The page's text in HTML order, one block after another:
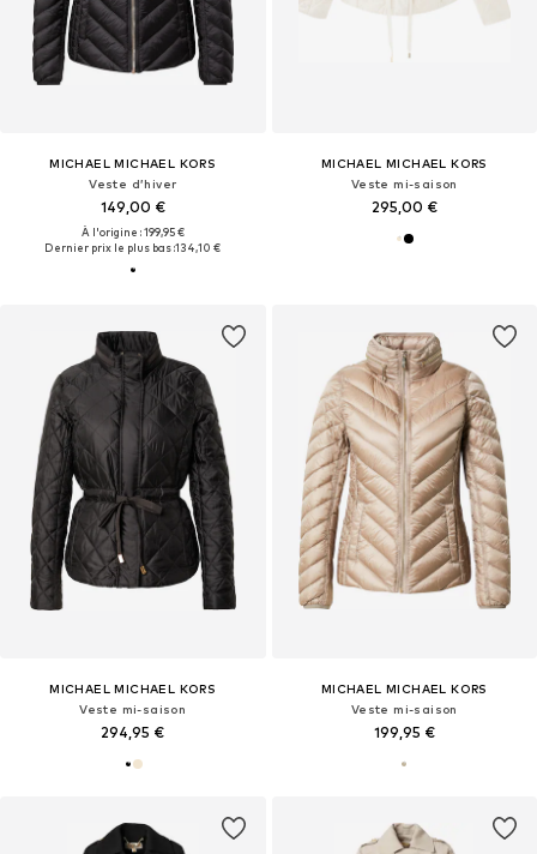
MICHAEL MICHAEL KORS
Veste d’hiver
149,00 €
À l'origine : 199,95 €
Dernier prix le plus bas :134,10 €
MICHAEL MICHAEL KORS
Veste mi-saison
295,00 €
MICHAEL MICHAEL KORS
Veste mi-saison
294,95 €
MICHAEL MICHAEL KORS
Veste mi-saison
199,95 €